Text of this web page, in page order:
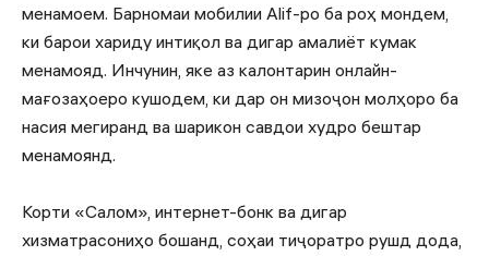
менамоем. Барномаи мобилии Alif-ро ба роҳ мондем,
ки барои хариду интиқол ва дигар амалиёт кумак
менамояд. Инчунин, яке аз калонтарин онлайн-
мағозаҳоеро кушодем, ки дар он мизоҷон молҳоро ба
насия мегиранд ва шарикон савдои худро бештар
менамоянд.
Корти «Салом», интернет-бонк ва дигар
хизматрасониҳо бошанд, соҳаи тиҷоратро рушд дода,